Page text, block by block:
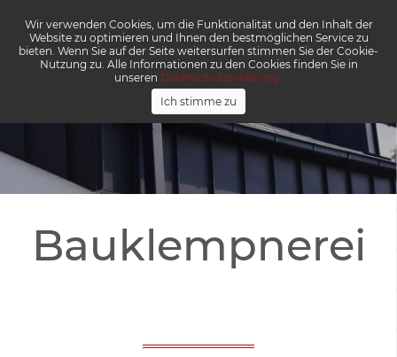
Menü
Bauklempnerei
Wir verwenden Cookies, um die Funktionalität und den Inhalt der
Website zu optimieren und Ihnen den bestmöglichen Service zu
bieten. Wenn Sie auf der Seite weitersurfen stimmen Sie der Cookie-
Nutzung zu. Alle Informationen zu den Cookies finden Sie in
unseren Datenschutzerklärung.
Ich stimme zu